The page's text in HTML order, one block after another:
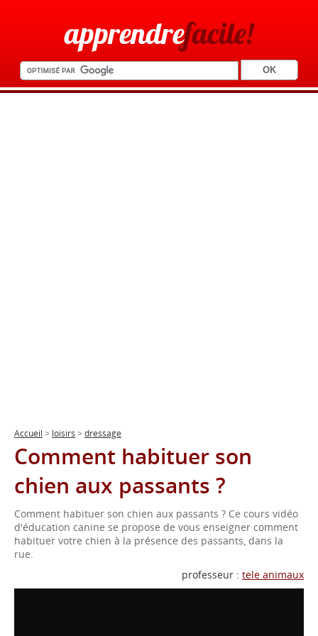
apprendrefacile!
Accueil > loisirs > dressage
Comment habituer son
chien aux passants ?
Comment habituer son chien aux passants ? Ce cours vidéo
d'éducation canine se propose de vous enseigner comment
habituer votre chien à la présence des passants, dans la
rue.
professeur : tele animaux